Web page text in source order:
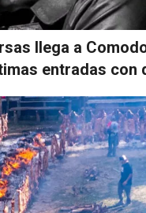
llega a
entradas con